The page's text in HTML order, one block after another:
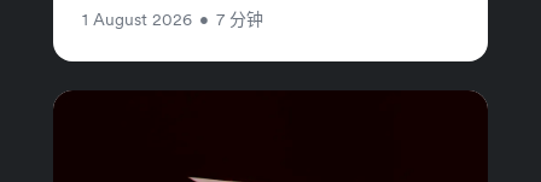
1 August 2026 • 7 分钟